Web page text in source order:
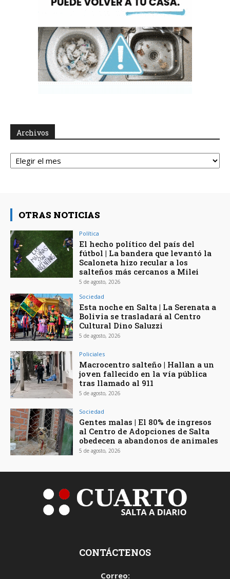
Archivos
Archivos
OTRAS NOTICIAS
Política
El hecho político del país del
fútbol | La bandera que levantó la
Scaloneta hizo recular a los
salteños más cercanos a Milei
5 de agosto, 2026
Sociedad
Esta noche en Salta | La Serenata a
Bolivia se trasladará al Centro
Cultural Dino Saluzzi
5 de agosto, 2026
Policiales
Macrocentro salteño | Hallan a un
joven fallecido en la vía pública
tras llamado al 911
5 de agosto, 2026
Sociedad
Gentes malas | El 80% de ingresos
al Centro de Adopciones de Salta
obedecen a abandonos de animales
5 de agosto, 2026
CONTÁCTENOS
Correo: